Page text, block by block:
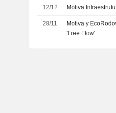
12/12 Motiva
28/11
Motiva y
'Free Flow'